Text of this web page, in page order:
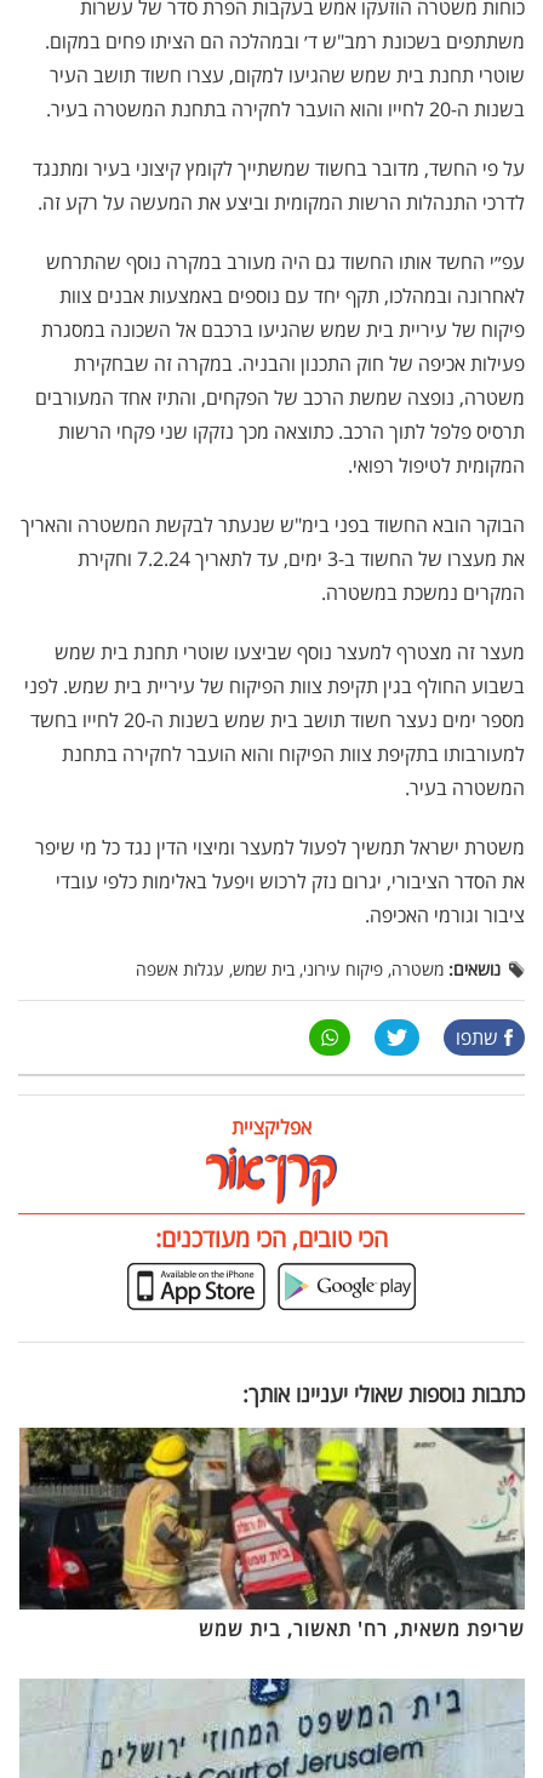
כוחות משטרה הוזעקו אמש בעקבות הפרת סדר של עשרות
משתתפים בשכונת רמב"ש ד׳ ובמהלכה הם הציתו פחים במקום.
שוטרי תחנת בית שמש שהגיעו למקום, עצרו חשוד תושב העיר
בשנות ה-20 לחייו והוא הועבר לחקירה בתחנת המשטרה בעיר.
על פי החשד, מדובר בחשוד שמשתייך לקומץ קיצוני בעיר ומתנגד
לדרכי התנהלות הרשות המקומית וביצע את המעשה על רקע זה.
עפ״י החשד אותו החשוד גם היה מעורב במקרה נוסף שהתרחש
לאחרונה ובמהלכו, תקף יחד עם נוספים באמצעות אבנים צוות
פיקוח של עיריית בית שמש שהגיעו ברכבם אל השכונה במסגרת
פעילות אכיפה של חוק התכנון והבניה. במקרה זה שבחקירת
משטרה, נופצה שמשת הרכב של הפקחים, והתיז אחד המעורבים
תרסיס פלפל לתוך הרכב. כתוצאה מכך נזקקו שני פקחי הרשות
המקומית לטיפול רפואי.
הבוקר הובא החשוד בפני בימ"ש שנעתר לבקשת המשטרה והאריך
את מעצרו של החשוד ב-3 ימים, עד לתאריך 7.2.24 וחקירת
המקרים נמשכת במשטרה.
מעצר זה מצטרף למעצר נוסף שביצעו שוטרי תחנת בית שמש
בשבוע החולף בגין תקיפת צוות הפיקוח של עיריית בית שמש. לפני
מספר ימים נעצר חשוד תושב בית שמש בשנות ה-20 לחייו בחשד
למעורבותו בתקיפת צוות הפיקוח והוא הועבר לחקירה בתחנת
המשטרה בעיר.
משטרת ישראל תמשיך לפעול למעצר ומיצוי הדין נגד כל מי שיפר
את הסדר הציבורי, יגרום נזק לרכוש ויפעל באלימות כלפי עובדי
ציבור וגורמי האכיפה.
נושאים: משטרה, פיקוח עירוני, בית שמש, עגלות אשפה
שתפו
אפליקציית
הכי טובים, הכי מעודכנים:
כתבות נוספות שאולי יעניינו אותך:
שריפת משאית, רח' תאשור, בית שמש